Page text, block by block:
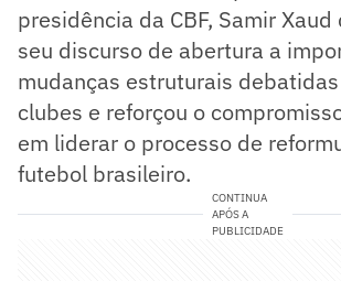
presidência da CBF, Samir
seu discurso de abertura a
mudanças estruturais
clubes e reforçou o
em liderar o processo de
futebol brasileiro.
CONTINUA
APÓS A
PUBLICIDADE